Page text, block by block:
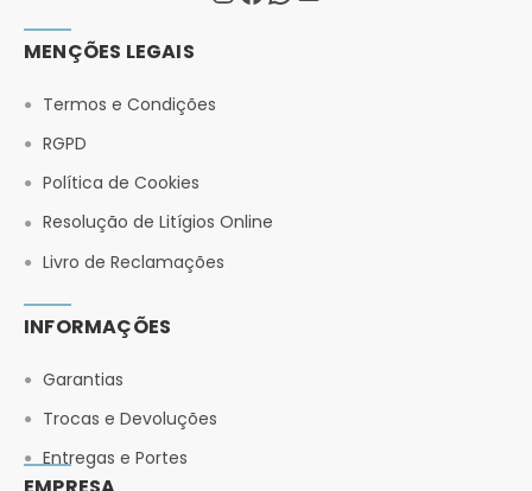
MENÇÕES LEGAIS
Termos e Condições
RGPD
Política de Cookies
Resolução de Litígios Online
Livro de Reclamações
INFORMAÇÕES
Garantias
Trocas e Devoluções
Entregas e Portes